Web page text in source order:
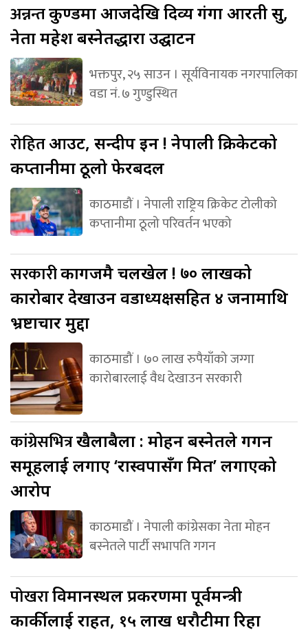
अन्नन्तकुण्डमा आजदेखि दिव्य गंगा आरती सुरु,
नेता महेश बस्नेतद्धारा उद्घाटन
भक्तपुर, २५ साउन । सूर्यविनायक नगरपालिका
वडा नं. ७ गुण्डुस्थित
रोहितआउट, सन्दीप इन ! नेपाली क्रिकेटको
कप्तानीमा ठूलो फेरबदल
काठमाडौं । नेपाली राष्ट्रिय क्रिकेट टोलीको
कप्तानीमा ठूलो परिवर्तन भएको
सरकारीकागजमै चलखेल ! ७० लाखको
कारोबार देखाउन वडाध्यक्षसहित ४ जनामाथि
भ्रष्टाचार मुद्दा
काठमाडौं । ७० लाख रुपैयाँको जग्गा
कारोबारलाई वैध देखाउन सरकारी
कांग्रेसभित्रखैलाबैला : मोहन बस्नेतले गगन
समूहलाई लगाए ‘रास्वपासँग मित’ लगाएको
आरोप
काठमाडौं । नेपाली कांग्रेसका नेता मोहन
बस्नेतले पार्टी सभापति गगन
पोखराविमानस्थल प्रकरणमा पूर्वमन्त्री
कार्कीलाई राहत, १५ लाख धरौटीमा रिहा